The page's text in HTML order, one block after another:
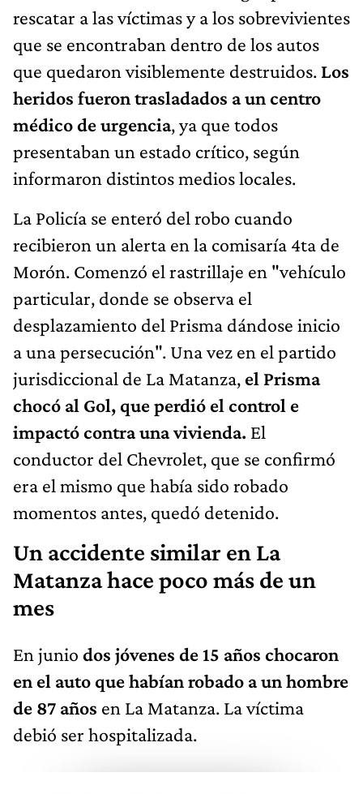
rescatar a las víctimas y a los sobrevivientes
que se encontraban dentro de los autos
que quedaron visiblemente destruidos. Los
heridos fueron trasladados a un centro
médico de urgencia, ya que todos
presentaban un estado crítico, según
informaron distintos medios locales.
La Policía se enteró del robo cuando
recibieron un alerta en la comisaría 4ta de
Morón. Comenzó el rastrillaje en "vehículo
particular, donde se observa el
desplazamiento del Prisma dándose inicio
a una persecución". Una vez en el partido
jurisdiccional de La Matanza, el Prisma
chocó al Gol, que perdió el control e
impactó contra una vivienda. El
conductor del Chevrolet, que se confirmó
era el mismo que había sido robado
momentos antes, quedó detenido.
Un accidente similar en La
Matanza hace poco más de un
mes
En junio dos jóvenes de 15 años chocaron
en el auto que habían robado a un hombre
de 87 años en La Matanza. La víctima
debió ser hospitalizada.